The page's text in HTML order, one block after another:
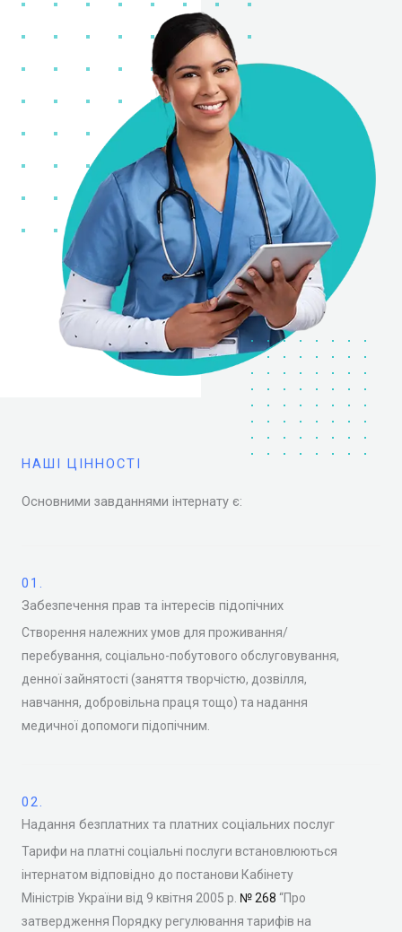
НАШІ ЦІННОСТІ
Основними завданнями інтернату є:
01.
Забезпечення прав та інтересів підопічних
Створення належних умов для проживання/
перебування, соціально-побутового обслуговування,
денної зайнятості (заняття творчістю, дозвілля,
навчання, добровільна праця тощо) та надання
медичної допомоги підопічним.
02.
Надання безплатних та платних соціальних послуг
Тарифи на платні соціальні послуги встановлюються
інтернатом відповідно до постанови Кабінету
Міністрів України від 9 квітня 2005 р. № 268 “Про
затвердження Порядку регулювання тарифів на